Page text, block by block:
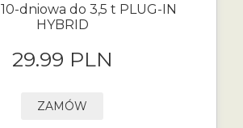
dniowa do 3,5 t PLUG-IN
HYBRID
29.99 PLN
ZAMÓW